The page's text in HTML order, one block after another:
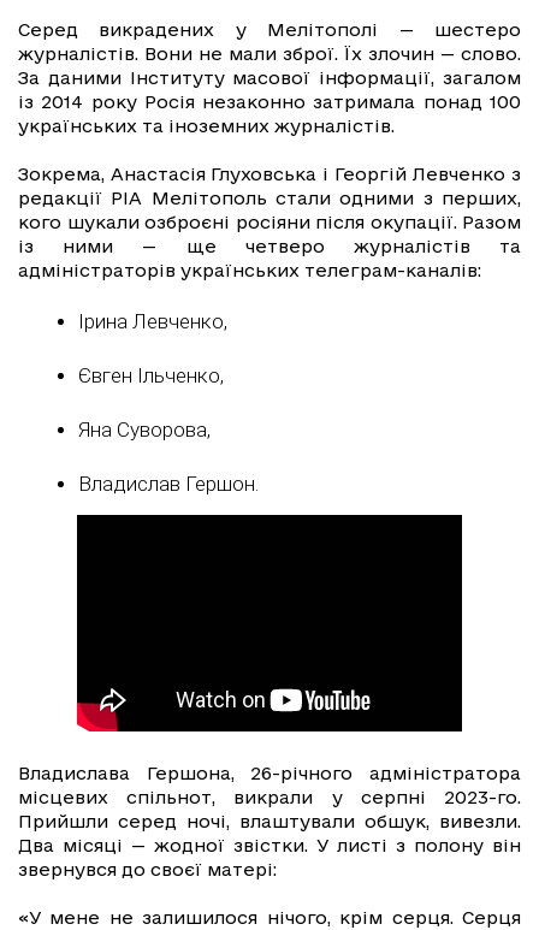
Серед викрадених у Мелітополі — шестеро
журналістів. Вони не мали зброї. Їх злочин — слово.
За даними Інституту масової інформації, загалом
із 2014 року Росія незаконно затримала понад 100
українських та іноземних журналістів.
Зокрема, Анастасія Глуховська і Георгій Левченко з
редакції РІА Мелітополь стали одними з перших,
кого шукали озброєні росіяни після окупації. Разом
із ними — ще четверо журналістів та
адміністраторів українських телеграм-каналів:
Ірина Левченко,
Євген Ільченко,
Яна Суворова,
Владислав Гершон.
Владислава Гершона, 26-річного адміністратора
місцевих спільнот, викрали у серпні 2023-го.
Прийшли серед ночі, влаштували обшук, вивезли.
Два місяці — жодної звістки. У листі з полону він
звернувся до своєї матері:
«У мене не залишилося нічого, крім серця. Серця